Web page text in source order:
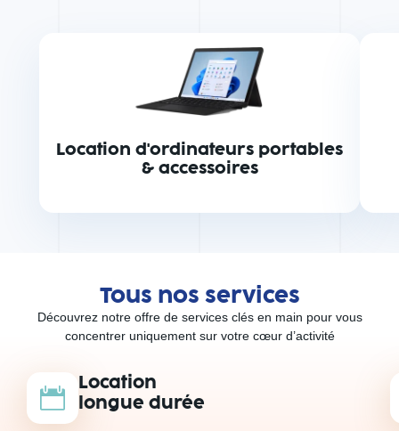
Location d'ordinateurs portables
& accessoires
Tous nos services
Découvrez notre offre de services clés en main pour vous
concentrer uniquement sur votre cœur d’activité
Location
longue durée